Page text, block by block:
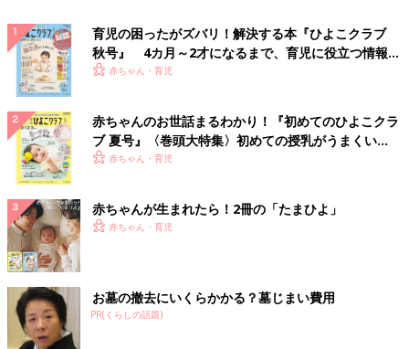
育児の困ったがズバリ！解決する本『ひよこクラブ
秋号』 4カ月～2才になるまで、育児に役立つ情報が
いっぱい！
赤ちゃん・育児
赤ちゃんのお世話まるわかり！『初めてのひよこクラ
ブ 夏号』〈巻頭大特集〉初めての授乳がうまくい
く！ おっぱい・ミルクの基本と夏のトラブル 解決テ
赤ちゃん・育児
赤ちゃんが生まれたら！2冊の「たまひよ」
赤ちゃん・育児
お墓の撤去にいくらかかる？墓じまい費用
PR(くらしの話題)